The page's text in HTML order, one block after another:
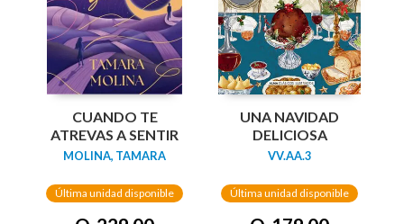
CUANDO TE
ATREVAS A SENTIR
MOLINA, TAMARA
Última unidad disponible
UNA NAVIDAD
DELICIOSA
VV.AA.3
Última unidad disponible